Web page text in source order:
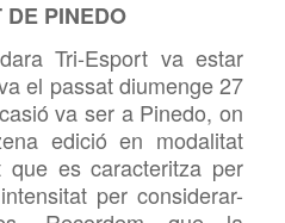
PINEDO
Tri-Esport va estar
el passat diumenge 27
va ser a Pinedo, on
edició en modalitat
que es caracteritza per
per considerar-